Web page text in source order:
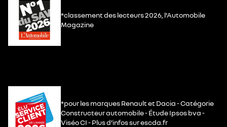
*classement des lecteurs 2026, l’Automobile
Magazine
*pour les marques Renault et Dacia - Catégorie
Constructeur automobile - Étude Ipsos bva -
Viséo CI - Plus d’infos sur escda.fr